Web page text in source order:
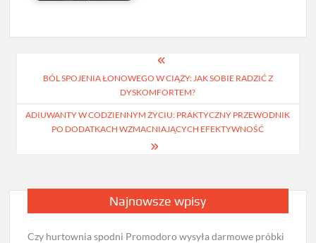
wpisuBÓL SPOJENIA ŁONOWEGO W CIĄŻY: JAK SOBIE RADZIĆ Z
DYSKOMFORTEM?
ADIUWANTY W CODZIENNYM ŻYCIU: PRAKTYCZNY PRZEWODNIK
PO DODATKACH WZMACNIAJĄCYCH EFEKTYWNOŚĆ
Najnowsze wpisy
Czy hurtownia spodni Promodoro wysyła darmowe próbki